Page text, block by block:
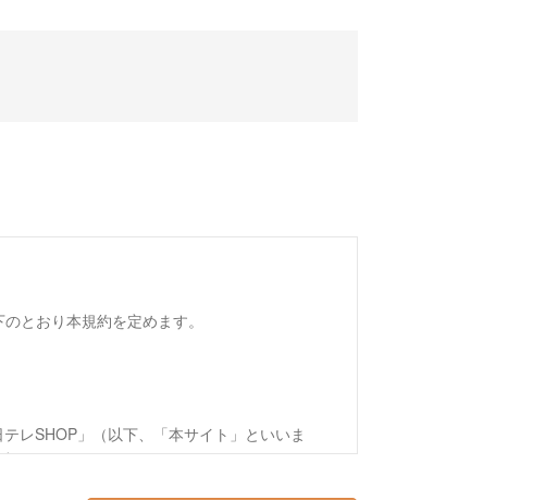
とおり本規約を定めます。
レSHOP」（以下、「本サイト」といいま
。